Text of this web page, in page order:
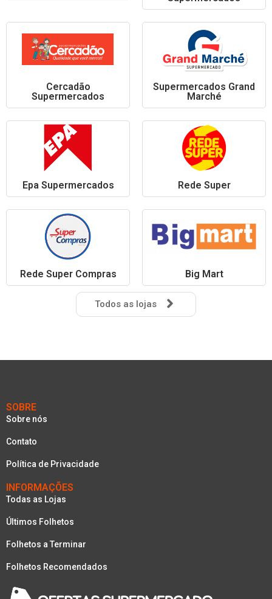
Cercadão
Supermercados
Supermercados Grand
Marché
Epa Supermercados Rede Super
Rede Super Compras Big Mart
Todos as lojas
SOBRE
Sobre nós
Contato
Política de Privacidade
INFORMAÇÕES
Todas as Lojas
Últimos Folhetos
Folhetos a Terminar
Folhetos Recomendados